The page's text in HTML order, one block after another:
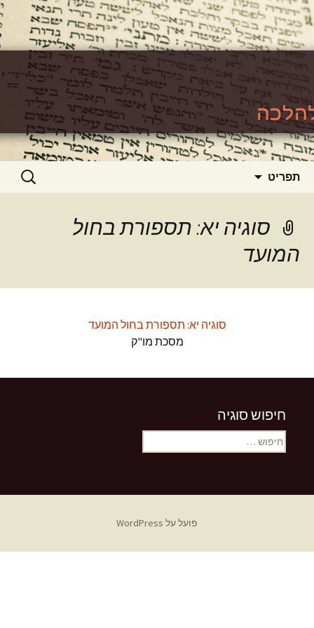
https://www.toralishma.org
האתר ללימוד סוגיות גמרא להלכה
תפריט חיפוש:
סוגיה יא: תספורת בחול
המועד
סוגיה יא: תספורת בחול המועד
מסכת מו"ק
חיפוש סוגיה
חיפוש:
פועל על WordPress